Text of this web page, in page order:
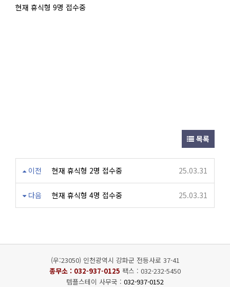
현재 휴식형 9명 접수중
목록
이전 현재 휴식형 2명 접수중 25.03.31
다음 현재 휴식형 4명 접수중 25.03.31
(우:23050) 인천광역시 강화군 전등사로 37-41
종무소 : 032-937-0125 팩스 : 032-232-5450
템플스테이 사무국 : 032-937-0152